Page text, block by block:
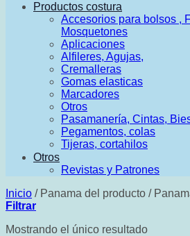
Productos costura
Accesorios para bolsos ,
Mosquetones
Aplicaciones
Alfileres, Agujas,
Cremalleras
Gomas elasticas
Marcadores
Otros
Pasamanería, Cintas,
Pegamentos, colas
Tijeras, cortahilos
Otros
Revistas y Patrones
Inicio /Panama del producto /
Filtrar
Mostrando el único resultado